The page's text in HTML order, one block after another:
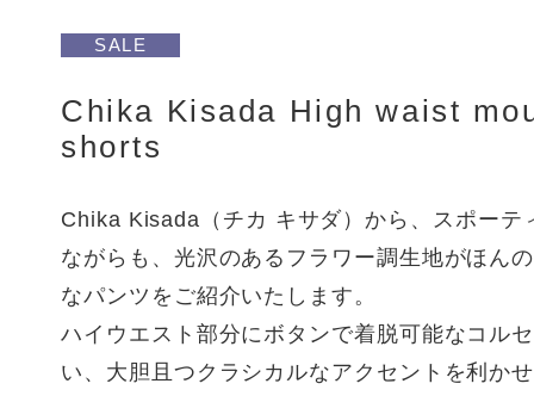
SALE
Chika Kisada High waist
shorts
Chika Kisada（チカ キサダ）から、スポーテ
ながらも、光沢のあるフラワー調生地がほん
なパンツをご紹介いたします。
ハイウエスト部分にボタンで着脱可能なコル
い、大胆且つクラシカルなアクセントを利か